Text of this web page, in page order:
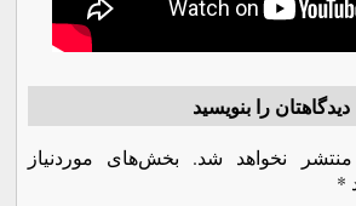
دیدگاهتان را بنویسید
نخواهد شد.
بخش‌های موردنیاز
*